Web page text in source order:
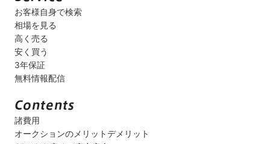
お客様自身で検索
相場を見る
高く売る
安く買う
3年保証
無料情報配信
諸費用
オークションのメリットデメリット